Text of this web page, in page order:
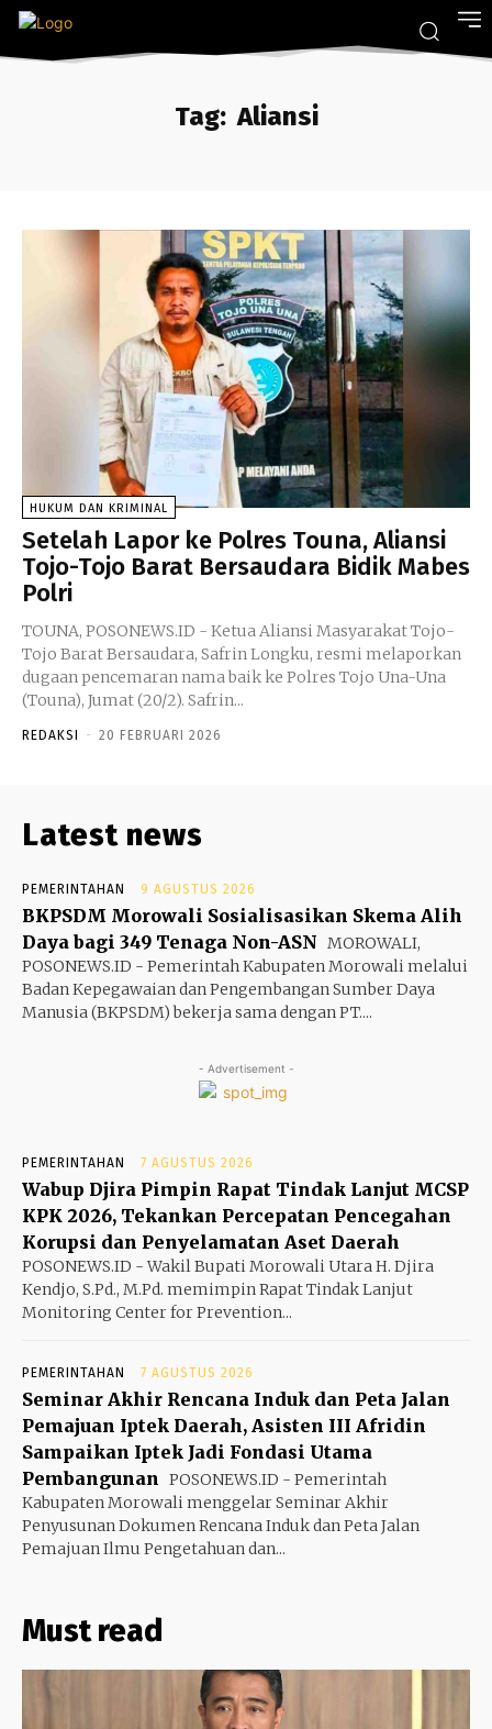
Tag: Aliansi
HUKUM DAN KRIMINAL
Setelah Lapor ke Polres Touna, Aliansi
Tojo-Tojo Barat Bersaudara Bidik Mabes
Polri
TOUNA, POSONEWS.ID - Ketua Aliansi Masyarakat Tojo-
Tojo Barat Bersaudara, Safrin Longku, resmi melaporkan
dugaan pencemaran nama baik ke Polres Tojo Una-Una
(Touna), Jumat (20/2). Safrin...
REDAKSI - 20 FEBRUARI 2026
Latest news
PEMERINTAHAN 9 AGUSTUS 2026
BKPSDM Morowali Sosialisasikan Skema Alih
Daya bagi 349 Tenaga Non-ASN MOROWALI,
POSONEWS.ID - Pemerintah Kabupaten Morowali melalui
Badan Kepegawaian dan Pengembangan Sumber Daya
Manusia (BKPSDM) bekerja sama dengan PT....
- Advertisement -
PEMERINTAHAN 7 AGUSTUS 2026
Wabup Djira Pimpin Rapat Tindak Lanjut MCSP
KPK 2026, Tekankan Percepatan Pencegahan
Korupsi dan Penyelamatan Aset Daerah
POSONEWS.ID - Wakil Bupati Morowali Utara H. Djira
Kendjo, S.Pd., M.Pd. memimpin Rapat Tindak Lanjut
Monitoring Center for Prevention...
PEMERINTAHAN 7 AGUSTUS 2026
Seminar Akhir Rencana Induk dan Peta Jalan
Pemajuan Iptek Daerah, Asisten III Afridin
Sampaikan Iptek Jadi Fondasi Utama
Pembangunan POSONEWS.ID - Pemerintah
Kabupaten Morowali menggelar Seminar Akhir
Penyusunan Dokumen Rencana Induk dan Peta Jalan
Pemajuan Ilmu Pengetahuan dan...
Must read